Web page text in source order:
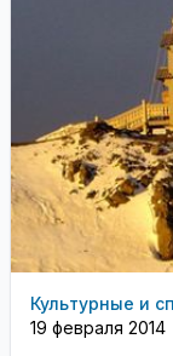
Культурные и
19 февраля 2014